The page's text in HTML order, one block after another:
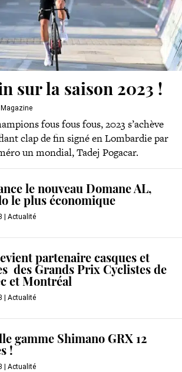
sur la saison 2023 !
Magazine
fous fous fous, 2023 s’achève
clap de fin signé en Lombardie par
un mondial, Tadej Pogacar.
le nouveau Domane AL,
le plus économique
Actualité
partenaire casques et
des Grands Prix Cyclistes de
et Montréal
Actualité
gamme Shimano GRX 12
!
Actualité